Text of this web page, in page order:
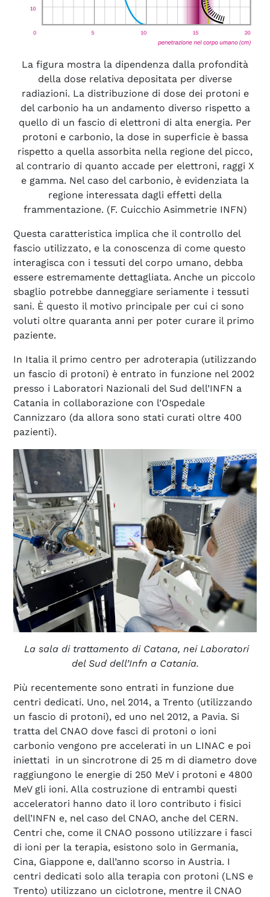
La figura mostra la dipendenza dalla profondità
della dose relativa depositata per diverse
radiazioni. La distribuzione di dose dei protoni e
del carbonio ha un andamento diverso rispetto a
quello di un fascio di elettroni di alta energia. Per
protoni e carbonio, la dose in superficie è bassa
rispetto a quella assorbita nella regione del picco,
al contrario di quanto accade per elettroni, raggi X
e gamma. Nel caso del carbonio, è evidenziata la
regione interessata dagli effetti della
frammentazione. (F. Cuicchio Asimmetrie INFN)
Questa caratteristica implica che il controllo del
fascio utilizzato, e la conoscenza di come questo
interagisca con i tessuti del corpo umano, debba
essere estremamente dettagliata. Anche un piccolo
sbaglio potrebbe danneggiare seriamente i tessuti
sani. È questo il motivo principale per cui ci sono
voluti oltre quaranta anni per poter curare il primo
paziente.
In Italia il primo centro per adroterapia (utilizzando
un fascio di protoni) è entrato in funzione nel 2002
presso i Laboratori Nazionali del Sud dell’INFN a
Catania in collaborazione con l’Ospedale
Cannizzaro (da allora sono stati curati oltre 400
pazienti).
La sala di trattamento di Catana, nei Laboratori
del Sud dell’Infn a Catania.
Più recentemente sono entrati in funzione due
centri dedicati. Uno, nel 2014, a Trento (utilizzando
un fascio di protoni), ed uno nel 2012, a Pavia. Si
tratta del CNAO dove fasci di protoni o ioni
carbonio vengono pre accelerati in un LINAC e poi
iniettati in un sincrotrone di 25 m di diametro dove
raggiungono le energie di 250 MeV i protoni e 4800
MeV gli ioni. Alla costruzione di entrambi questi
acceleratori hanno dato il loro contributo i fisici
dell’INFN e, nel caso del CNAO, anche del CERN.
Centri che, come il CNAO possono utilizzare i fasci
di ioni per la terapia, esistono solo in Germania,
Cina, Giappone e, dall’anno scorso in Austria. I
centri dedicati solo alla terapia con protoni (LNS e
Trento) utilizzano un ciclotrone, mentre il CNAO